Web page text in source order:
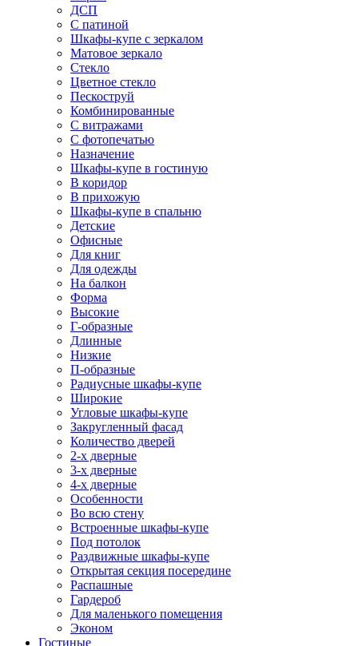
ДСП
С патиной
Шкафы-купе с зеркалом
Матовое зеркало
Стекло
Цветное стекло
Пескоструй
Комбинированные
С витражами
С фотопечатью
Назначение
Шкафы-купе в гостиную
В коридор
В прихожую
Шкафы-купе в спальню
Детские
Офисные
Для книг
Для одежды
На балкон
Форма
Высокие
Г-образные
Длинные
Низкие
П-образные
Радиусные шкафы-купе
Широкие
Угловые шкафы-купе
Закругленный фасад
Количество дверей
2-х дверные
3-х дверные
4-х дверные
Особенности
Во всю стену
Встроенные шкафы-купе
Под потолок
Раздвижные шкафы-купе
Открытая секция посередине
Распашные
Гардероб
Для маленького помещения
Эконом
Гостиные